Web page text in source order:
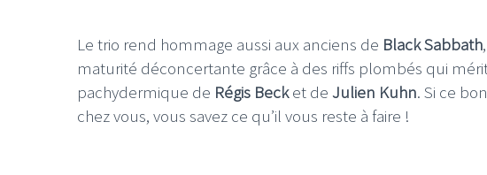
Le trio rend hommage aussi aux anciens de Black Sabbath,
maturité déconcertante grâce à des riffs plombés qui
pachydermique de Régis Becket de Julien Kuhn. Si ce
chez vous, vous savez ce qu’il vous reste à faire !